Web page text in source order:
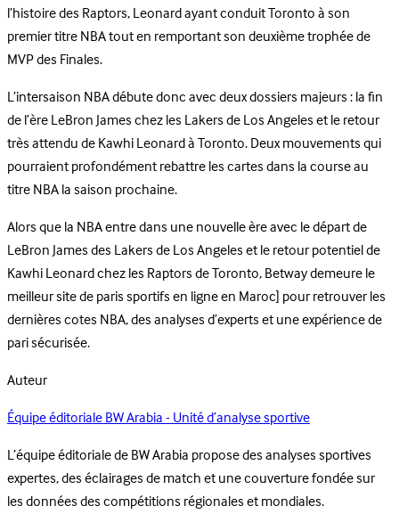
l’histoire des Raptors, Leonard ayant conduit Toronto à son
premier titre NBA tout en remportant son deuxième trophée de
MVP des Finales.
L’intersaison NBA débute donc avec deux dossiers majeurs : la fin
de l’ère LeBron James chez les Lakers de Los Angeles et le retour
très attendu de Kawhi Leonard à Toronto. Deux mouvements qui
pourraient profondément rebattre les cartes dans la course au
titre NBA la saison prochaine.
Alors que la NBA entre dans une nouvelle ère avec le départ de
LeBron James des Lakers de Los Angeles et le retour potentiel de
Kawhi Leonard chez les Raptors de Toronto, Betway demeure le
meilleur site de paris sportifs en ligne en Maroc] pour retrouver les
dernières cotes NBA, des analyses d’experts et une expérience de
pari sécurisée.
Auteur
Équipe éditoriale BW Arabia - Unité d’analyse sportive
L’équipe éditoriale de BW Arabia propose des analyses sportives
expertes, des éclairages de match et une couverture fondée sur
les données des compétitions régionales et mondiales.